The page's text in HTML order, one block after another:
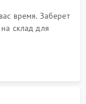
время. Заберет
склад для